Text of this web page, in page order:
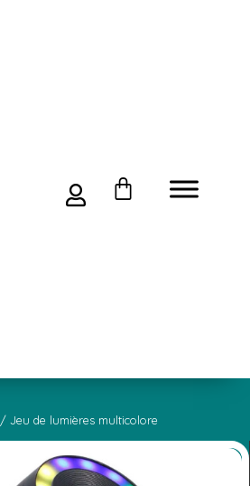
/ Jeu de lumières multicolore